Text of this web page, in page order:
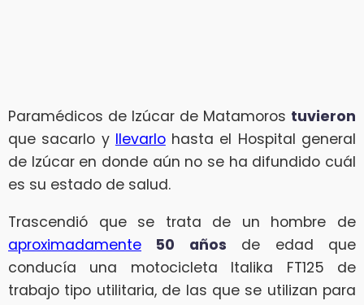
Paramédicos de Izúcar de Matamoros tuvieron
que sacarlo y llevarlohasta el Hospital general
de Izúcar en donde aún no se ha difundido cuál
es su estado de salud.
Trascendió que se trata de un hombre de
aproximadamente
50 años de edad que
conducía una motocicleta Italika FT125 de
trabajo tipo utilitaria, de las que se utilizan para